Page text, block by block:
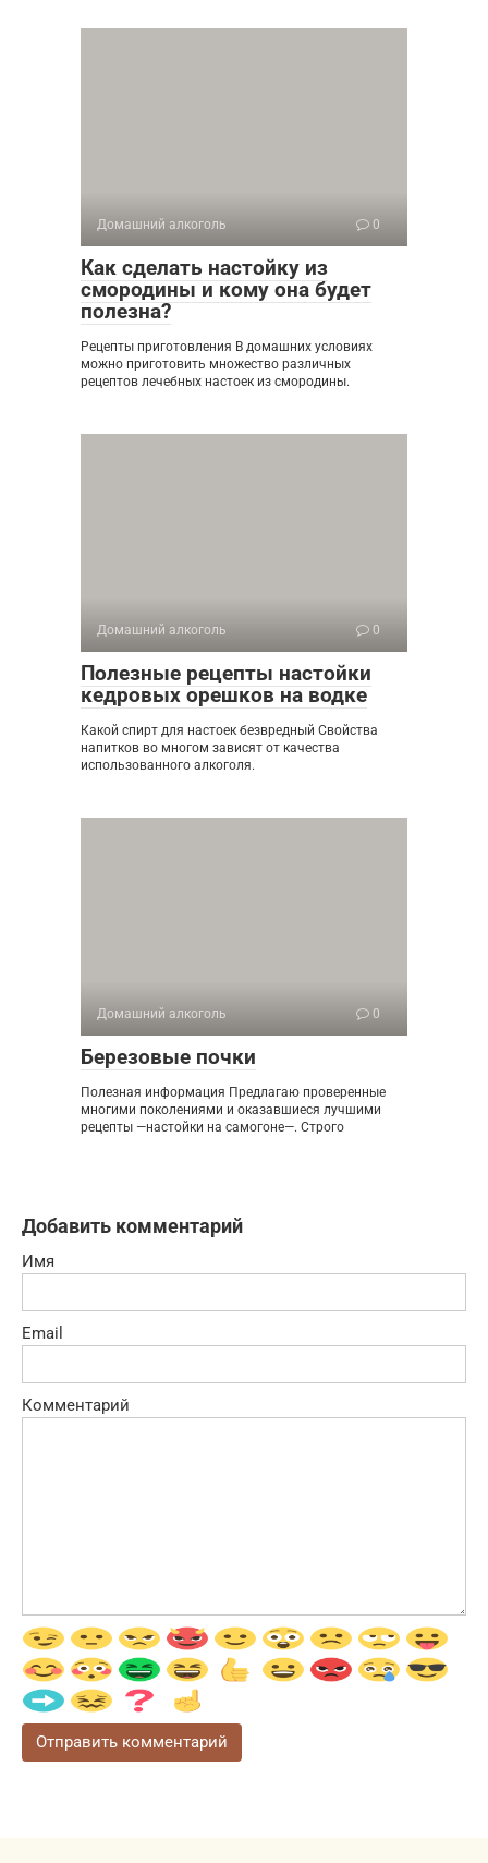
Домашний алкоголь 0
Как сделать настойку из
смородины и кому она будет
полезна?
Рецепты приготовления В домашних условиях
можно приготовить множество различных
рецептов лечебных настоек из смородины.
Домашний алкоголь 0
Полезные рецепты настойки
кедровых орешков на водке
Какой спирт для настоек безвредный Свойства
напитков во многом зависят от качества
использованного алкоголя.
Домашний алкоголь 0
Березовые почки
Полезная информация Предлагаю проверенные
многими поколениями и оказавшиеся лучшими
рецепты —настойки на самогоне—. Строго
Добавить комментарий
Имя
Email
Комментарий